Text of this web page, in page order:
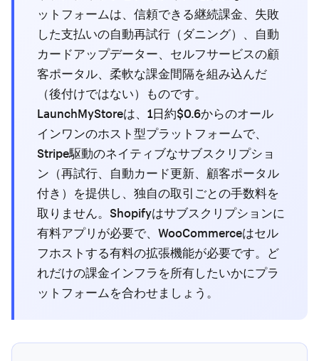
ットフォームは、信頼できる継続課金、失敗
した支払いの自動再試行（ダニング）、自動
カードアップデーター、セルフサービスの顧
客ポータル、柔軟な課金間隔を組み込んだ
（後付けではない）ものです。
LaunchMyStoreは、1日約$0.6からのオール
インワンのホスト型プラットフォームで、
Stripe駆動のネイティブなサブスクリプショ
ン（再試行、自動カード更新、顧客ポータル
付き）を提供し、独自の取引ごとの手数料を
取りません。Shopifyはサブスクリプションに
有料アプリが必要で、WooCommerceはセル
フホストする有料の拡張機能が必要です。ど
れだけの課金インフラを所有したいかにプラ
ットフォームを合わせましょう。